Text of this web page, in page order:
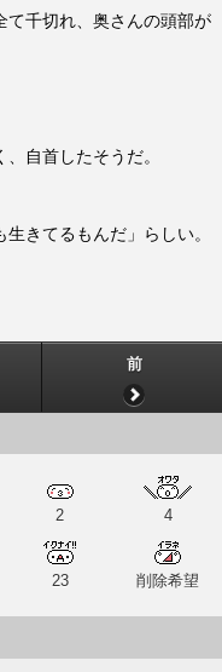
て千切れ、奥さんの頭部が
自首したそうだ。
きてるもんだ」らしい。
前
2 4
23 削除希望